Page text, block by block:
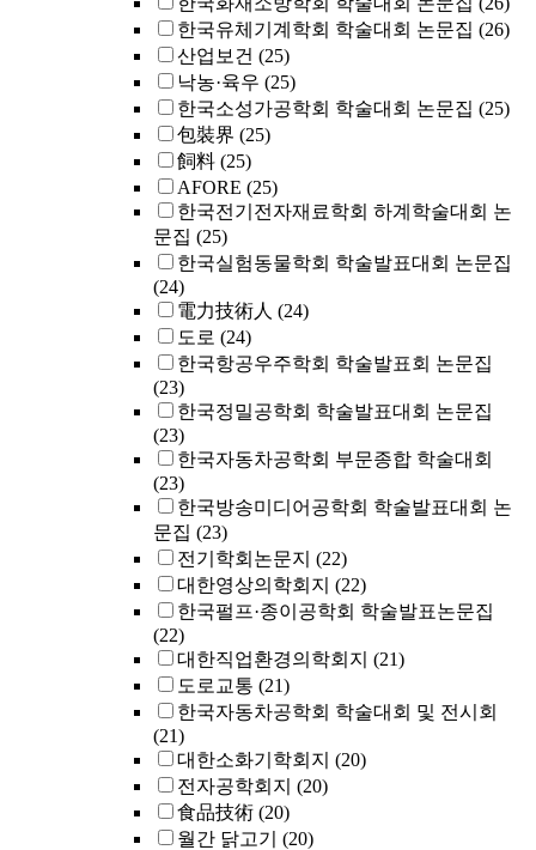
한국유체기계학회 학술대회 논문집 (26)
산업보건 (25)
낙농·육우 (25)
한국소성가공학회 학술대회 논문집 (25)
包裝界 (25)
飼料 (25)
AFORE (25)
한국전기전자재료학회 하계학술대회 논
문집 (25)
한국실험동물학회 학술발표대회 논문집
(24)
電力技術人 (24)
도로 (24)
한국항공우주학회 학술발표회 논문집
(23)
한국정밀공학회 학술발표대회 논문집
(23)
한국자동차공학회 부문종합 학술대회
(23)
한국방송미디어공학회 학술발표대회 논
문집 (23)
전기학회논문지 (22)
대한영상의학회지 (22)
한국펄프·종이공학회 학술발표논문집
(22)
대한직업환경의학회지 (21)
도로교통 (21)
한국자동차공학회 학술대회 및 전시회
(21)
대한소화기학회지 (20)
전자공학회지 (20)
食品技術 (20)
월간 닭고기
(20)